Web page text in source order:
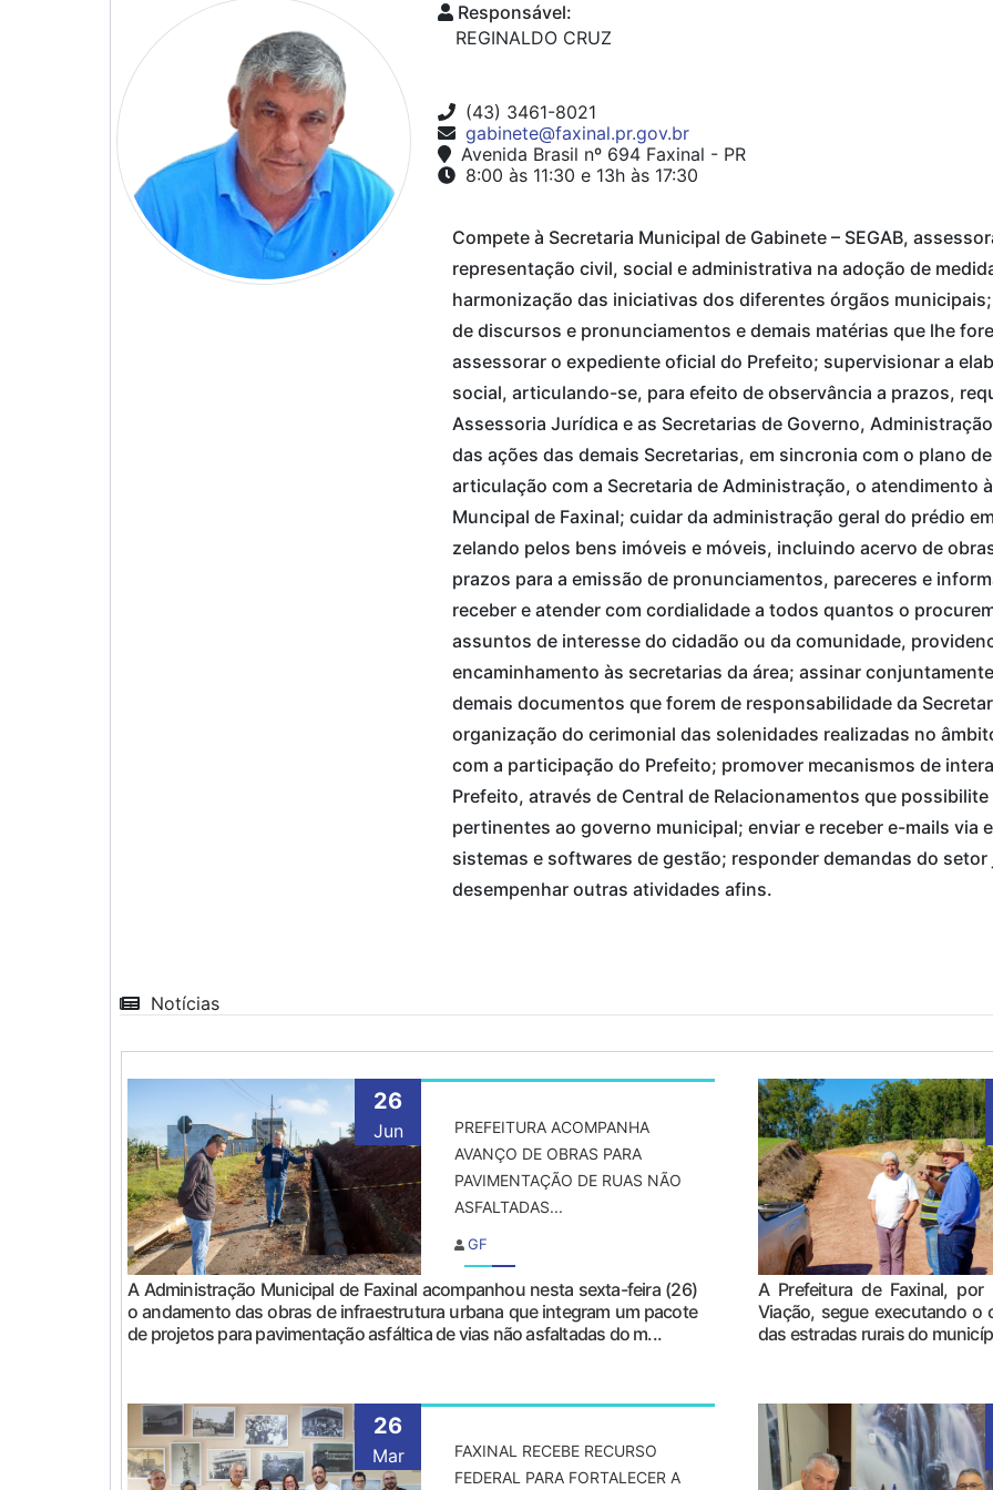
Responsável:
REGINALDO CRUZ
(43) 3461-8021
gabinete@faxinal.pr.gov.br
Avenida Brasil nº 694 Faxinal - PR
8:00 às 11:30 e 13h às 17:30
Compete à Secretaria Municipal de Gabinete – SEGAB,
representação civil, social e administrativa na adoção de
harmonização das iniciativas dos diferentes órgãos
de discursos e pronunciamentos e demais matérias que lhe
assessorar o expediente oficial do Prefeito; supervisionar a
social, articulando-se, para efeito de observância a prazos,
Assessoria Jurídica e as Secretarias de Governo,
das ações das demais Secretarias, em sincronia com o plano
articulação com a Secretaria de Administração, o atendimento
Muncipal de Faxinal; cuidar da administração geral do prédio
zelando pelos bens imóveis e móveis, incluindo acervo de
prazos para a emissão de pronunciamentos, pareceres e
receber e atender com cordialidade a todos quantos o
assuntos de interesse do cidadão ou da comunidade,
encaminhamento às secretarias da área; assinar
demais documentos que forem de responsabilidade da
organização do cerimonial das solenidades realizadas no
com a participação do Prefeito; promover mecanismos de
Prefeito, através de Central de Relacionamentos que
pertinentes ao governo municipal; enviar e receber e-mails via
sistemas e softwares de gestão; responder demandas do
desempenhar outras atividades afins.
Notícias
26
Jun
PREFEITURA ACOMPANHA
AVANÇO DE OBRAS PARA
PAVIMENTAÇÃO DE RUAS NÃO
ASFALTADAS...
GF
A Administração Municipal de Faxinal acompanhou nesta sexta-feira (26)
o andamento das obras de infraestrutura urbana que integram um pacote
de projetos para pavimentação asfáltica de vias não asfaltadas do m...
A Prefeitura de Faxinal,
Viação, segue executando o
das estradas rurais do
26
Mar
FAXINAL RECEBE RECURSO
FEDERAL PARA FORTALECER A